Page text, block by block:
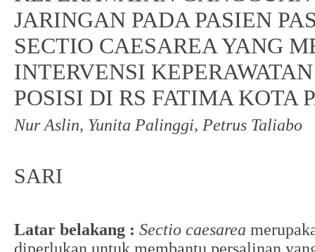
JARINGAN PADA PASIEN
SECTIO CAESAREA YANG
INTERVENSI
POSISI DI RS FATIMA KOTA
Nur Aslin, Yunita Palinggi, Petrus Taliabo
SARI
Latar belakang : Sectio caesarea